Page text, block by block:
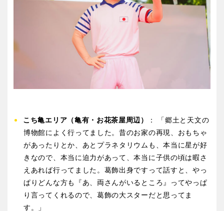
こち亀エリア（亀有・お花茶屋周辺）
： 「郷土と天文の
博物館によく行ってました。昔のお家の再現、おもちゃ
があったりとか、あとプラネタリウムも、本当に星が好
きなので、本当に迫力があって、本当に子供の頃は暇さ
えあれば行ってました。葛飾出身ですって話すと、やっ
ぱりどんな方も『あ、両さんがいるところ』ってやっぱ
り言ってくれるので、葛飾の大スターだと思ってま
す。」